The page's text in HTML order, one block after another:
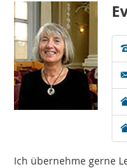
Ich übernehme gerne